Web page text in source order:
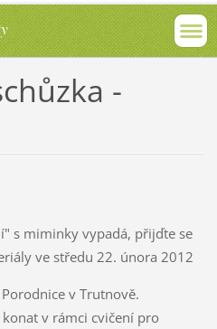
-
s miminky vypadá, přijďte se
ve středu 22. února 2012
v Trutnově.
v rámci cvičení pro